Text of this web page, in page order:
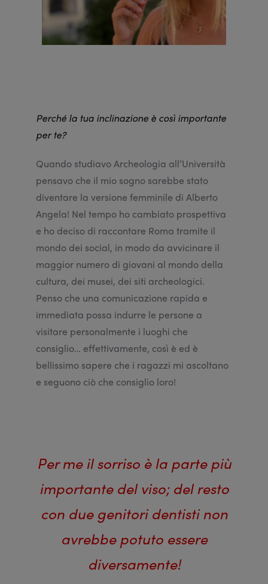
Perché la tua inclinazione è così importante
per te?
Quando studiavo Archeologia all’Università
pensavo che il mio sogno sarebbe stato
diventare la versione femminile di Alberto
Angela! Nel tempo ho cambiato prospettiva
e ho deciso di raccontare Roma tramite il
mondo dei social, in modo da avvicinare il
maggior numero di giovani al mondo della
cultura, dei musei, dei siti archeologici.
Penso che una comunicazione rapida e
immediata possa indurre le persone a
visitare personalmente i luoghi che
consiglio… effettivamente, così è ed è
bellissimo sapere che i ragazzi mi ascoltano
e seguono ciò che consiglio loro!
Per me il sorriso è la parte più
importante del viso; del resto
con due genitori dentisti non
avrebbe potuto essere
diversamente!